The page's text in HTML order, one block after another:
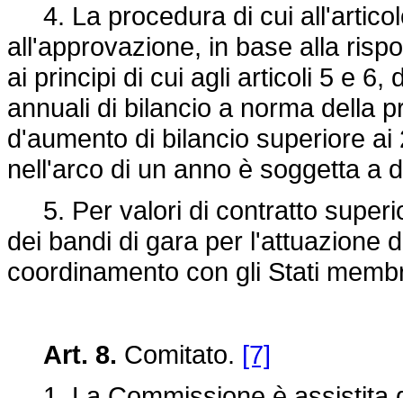
4. La procedura di cui
all'approvazione, in base alla
ai principi di cui agli articoli 5 e 6,
annuali di bilancio a norma della
d'aumento di bilancio superiore
nell'arco di un anno è soggetta a
5. Per valori di contratto
dei bandi di gara per l'attuazione
coordinamento con gli Stati
Art. 8. Comitato. [7]